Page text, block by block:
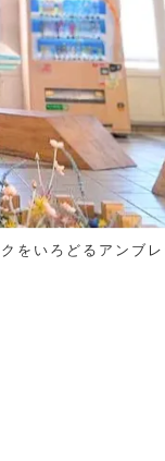
をいろどるアンブレ